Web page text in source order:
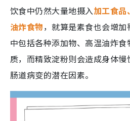
饮食中仍然大量地摄入加工食品
油炸食物，就算是素食也会增
中包括各种添加物、高温油炸
质，而精致淀粉则会造成身体
肠道病变的潜在因素。